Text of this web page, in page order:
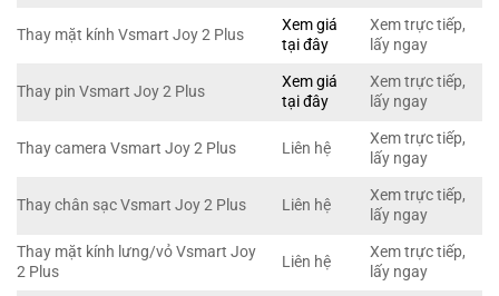
Thay mặt kính Vsmart Joy 2 Plus
Xem giá
tại đây
Xem trực tiếp,
lấy ngay
Thay pin Vsmart Joy 2 Plus
Xem giá
tại đây
Xem trực tiếp,
lấy ngay
Thay camera Vsmart Joy 2 Plus Liên hệ
Xem trực tiếp,
lấy ngay
Thay chân sạc Vsmart Joy 2 Plus Liên hệ
Xem trực tiếp,
lấy ngay
Thay mặt kính lưng/vỏ Vsmart Joy
2 Plus
Liên hệ
Xem trực tiếp,
lấy ngay